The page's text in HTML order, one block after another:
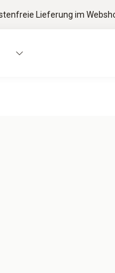
Lieferung im